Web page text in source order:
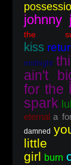
johnny
the
kiss
midnight
ain't
for the
spark
eternal a
damned
little
girl burn